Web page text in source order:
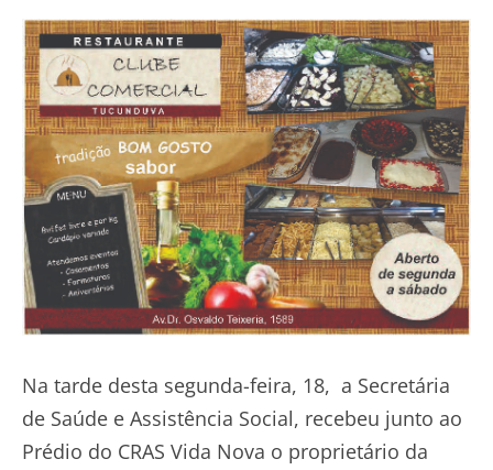
Na tarde desta segunda-feira, 18, a Secretária
de Saúde e Assistência Social, recebeu junto ao
Prédio do CRAS Vida Nova o proprietário da